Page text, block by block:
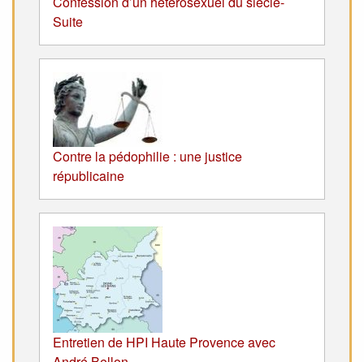
Suite
Contre la pédophilie : une justice
républicaine
Entretien de HPI Haute Provence avec